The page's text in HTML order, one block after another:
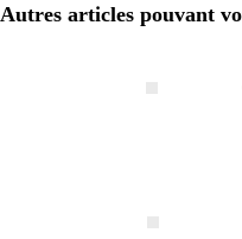
Autres articles pouvant